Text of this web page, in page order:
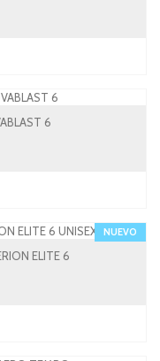
6
ELITE 6
NUEVO